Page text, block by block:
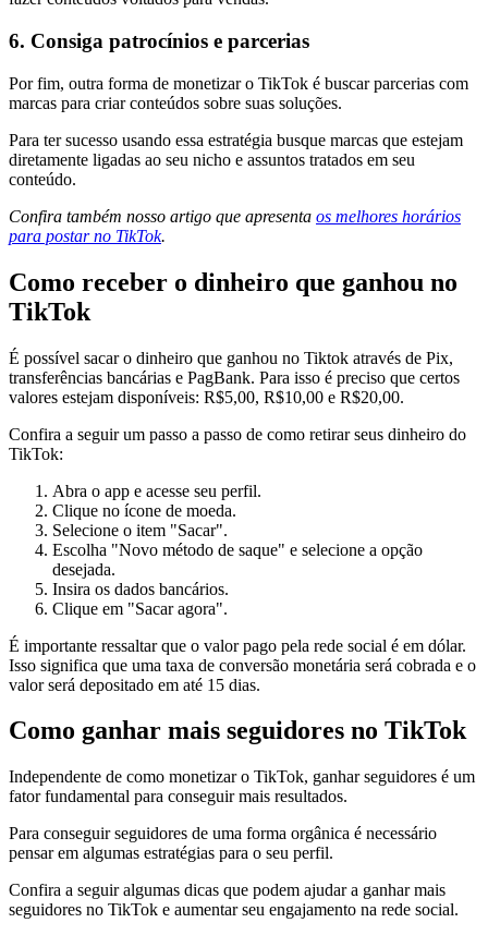
6. Consiga patrocínios e parcerias
Por fim, outra forma de monetizar o TikTok é buscar parcerias com
marcas para criar conteúdos sobre suas soluções.
Para ter sucesso usando essa estratégia busque marcas que estejam
diretamente ligadas ao seu nicho e assuntos tratados em seu
conteúdo.
Confira também nosso artigo que apresenta os melhores horários
para postar no TikTok.
Como receber o dinheiro que ganhou no
TikTok
É possível sacar o dinheiro que ganhou no Tiktok através de Pix,
transferências bancárias e PagBank. Para isso é preciso que certos
valores estejam disponíveis: R$5,00, R$10,00 e R$20,00.
Confira a seguir um passo a passo de como retirar seus dinheiro do
TikTok:
Abra o app e acesse seu perfil.
Clique no ícone de moeda.
Selecione o item "Sacar".
Escolha "Novo método de saque" e selecione a opção
desejada.
Insira os dados bancários.
Clique em "Sacar agora".
É importante ressaltar que o valor pago pela rede social é em dólar.
Isso significa que uma taxa de conversão monetária será cobrada e o
valor será depositado em até 15 dias.
Como ganhar mais seguidores no TikTok
Independente de como monetizar o TikTok, ganhar seguidores é um
fator fundamental para conseguir mais resultados.
Para conseguir seguidores de uma forma orgânica é necessário
pensar em algumas estratégias para o seu perfil.
Confira a seguir algumas dicas que podem ajudar a ganhar mais
seguidores no TikTok e aumentar seu engajamento na rede social.